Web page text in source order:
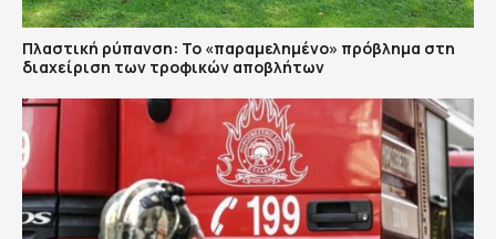
Πλαστική ρύπανση: Το «παραμελημένο» πρόβλημα στη
διαχείριση των τροφικών αποβλήτων